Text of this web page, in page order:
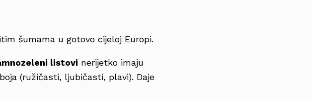
šumama u gotovo cijeloj Europi.
listovi nerijetko imaju
(ružičasti, ljubičasti, plavi). Daje